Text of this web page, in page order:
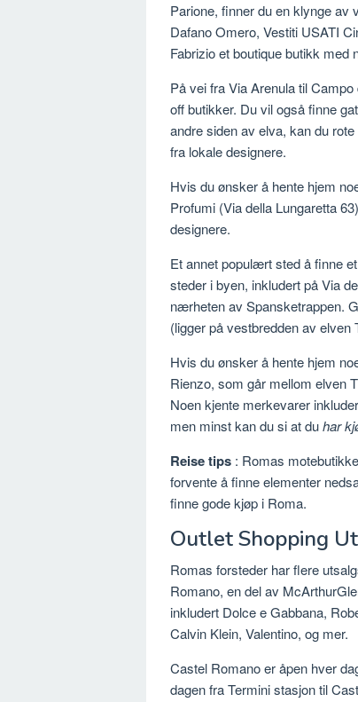
Parione, finner du en klynge av
Dafano Omero, Vestiti USATI
Fabrizio et boutique butikk med
På vei fra Via Arenula til
off butikker. Du vil også finne
andre siden av elva, kan du
fra lokale designere.
Hvis du ønsker å hente hjem
Profumi (Via della Lungaretta
designere.
Et annet populært sted å finne
steder i byen, inkludert på Via
nærheten av Spansketrappen.
(ligger på vestbredden av elven
Hvis du ønsker å hente hjem
Rienzo, som går mellom elven
Noen kjente merkevarer
men minst kan du si at duhar
Reise tips : Romas
forvente å finne elementer
finne gode kjøp i Roma.
Outlet Shopping
Romas forsteder har flere
Romano, en del av
inkludert Dolce e Gabbana,
Calvin Klein, Valentino, og mer.
Castel Romano er åpen hver
dagen fra Termini stasjon til